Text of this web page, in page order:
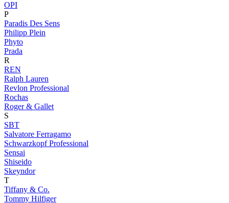
OPI
P
Paradis Des Sens
Philipp Plein
Phyto
Prada
R
REN
Ralph Lauren
Revlon Professional
Rochas
Roger & Gallet
S
SBT
Salvatore Ferragamo
Schwarzkopf Professional
Sensai
Shiseido
Skeyndor
T
Tiffany & Co.
Tommy Hilfiger